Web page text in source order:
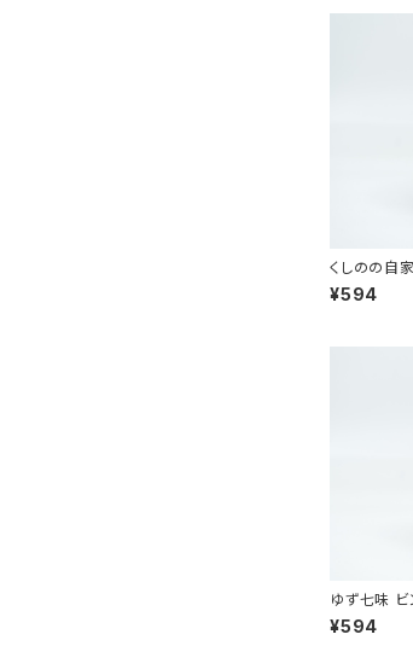
くしのの自
g
¥594
ゆず七味
¥594